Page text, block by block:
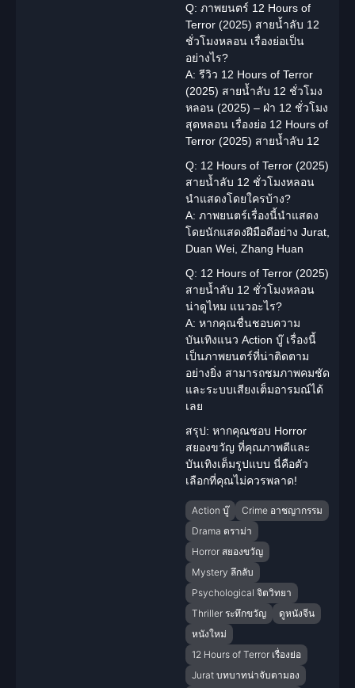
Q: ภาพยนตร์ 12 Hours of
Terror (2025) สายน้ำลับ 12
ชั่วโมงหลอน เรื่องย่อเป็น
อย่างไร?
A: รีวิว 12 Hours of Terror
(2025) สายน้ำลับ 12 ชั่วโมง
หลอน (2025) – ฝ่า 12 ชั่วโมง
สุดหลอน เรื่องย่อ 12 Hours of
Terror (2025) สายน้ำลับ 12
Q: 12 Hours of Terror (2025)
สายน้ำลับ 12 ชั่วโมงหลอน
นำแสดงโดยใครบ้าง?
A: ภาพยนตร์เรื่องนี้นำแสดง
โดยนักแสดงฝีมือดีอย่าง Jurat,
Duan Wei, Zhang Huan
Q: 12 Hours of Terror (2025)
สายน้ำลับ 12 ชั่วโมงหลอน
น่าดูไหม แนวอะไร?
A: หากคุณชื่นชอบความ
บันเทิงแนว Action บู๊ เรื่องนี้
เป็นภาพยนตร์ที่น่าติดตาม
อย่างยิ่ง สามารถชมภาพคมชัด
และระบบเสียงเต็มอารมณ์ได้
เลย
สรุป: หากคุณชอบ Horror
สยองขวัญ ที่คุณภาพดีและ
บันเทิงเต็มรูปแบบ นี่คือตัว
เลือกที่คุณไม่ควรพลาด!
Action บู๊
Crime อาชญากรรม
Drama ดราม่า
Horror สยองขวัญ
Mystery ลึกลับ
Psychological จิตวิทยา
Thriller ระทึกขวัญ
ดูหนังจีน
หนังใหม่
12 Hours of Terror เรื่องย่อ
Jurat บทบาทน่าจับตามอง